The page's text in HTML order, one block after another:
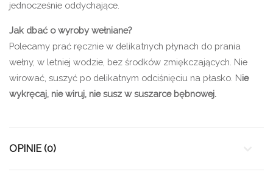
jednocześnie oddychające.
Jak dbać o wyroby wełniane?
Polecamy prać ręcznie w delikatnych płynach do prania
wełny, w letniej wodzie, bez środków zmiękczających. Nie
wirować, suszyć po delikatnym odciśnięciu na płasko. Nie
wykręcaj, nie wiruj, nie susz w suszarce bębnowej.
OPINIE (0)